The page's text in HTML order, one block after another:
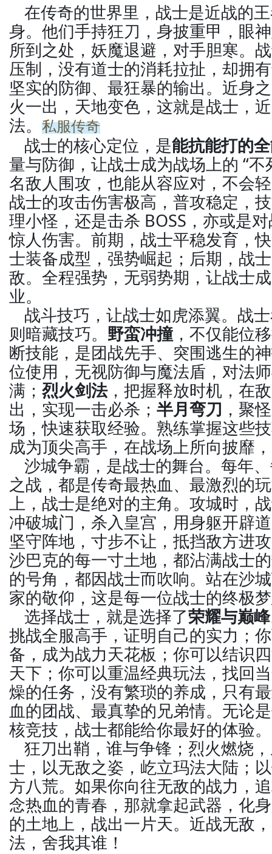
在传奇的世界里，战士是近战的
身。他们手持狂刀，身披重甲，眼
所到之处，妖魔退避，对手胆寒。
压制，没有道士的消耗拉扯，却拥
坚实的防御、最狂暴的输出。近身
火一出，天地变色，这就是战士，
法。 私服传奇
战士的核心定位，是能抗能打的
量与防御，让战士成为战场上的 “不
名敌人围攻，也能从容应对，不会
战士的攻击伤害极高，普攻稳定，
理小怪，还是击杀 BOSS，亦或是
惊人伤害。前期，战士平稳发育，
士装备成型，强势崛起；后期，战
敌。全程强势，无弱势期，让战士
业。
战斗技巧，让战士如虎添翼。战
则暗藏技巧。 野蛮冲撞 ，不仅能位
断技能，是团战先手、突围逃生的
位使用，无视防御与魔法盾，对法
满； 烈火剑法，把握释放时机，在
出，实现一击必杀； 半月弯刀 ，聚
场，快速获取经验。熟练掌握这些
成为顶尖高手，在战场上所向披靡
沙城争霸，是战士的舞台。每年
之战，都是传奇最热血、最激烈的
上，战士是绝对的主角。攻城时，
冲破城门，杀入皇宫，用身躯开辟
坚守阵地，寸步不让，抵挡敌方进
沙巴克的每一寸土地，都沾满战士
的号角，都因战士而吹响。站在沙
家的敬仰，这是每一位战士的终极
选择战士，就是选择了荣耀与巅峰
挑战全服高手，证明自己的实力；
备，成为战力天花板；你可以结识
天下；你可以重温经典玩法，找回
燥的任务，没有繁琐的养成，只有
血的团战、最真挚的兄弟情。无论
核竞技，战士都能给你最好的体验。
狂刀出鞘，谁与争锋；烈火燃烧
士，以无敌之姿，屹立玛法大陆；
方八荒。如果你向往无敌的战力，
念热血的青春，那就拿起武器，化
的土地上，战出一片天。近战无敌
法，舍我其谁！